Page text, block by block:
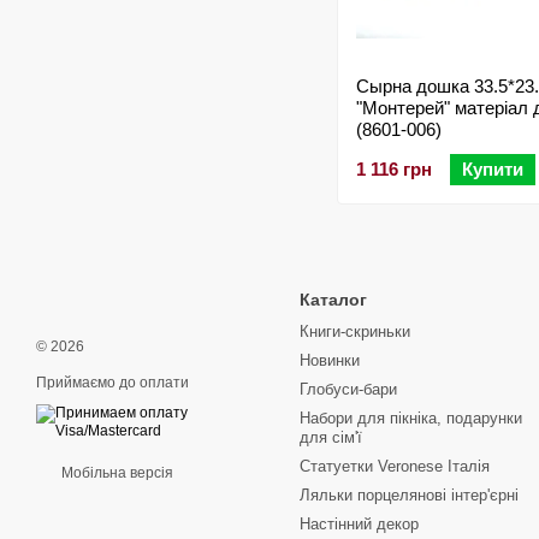
Сырна дошка
"Монтерей" матеріал
(8601-006)
1 116 грн
Купити
© 2026
Приймаємо до оплати
Мобільна версія
Каталог
Книги-скриньки
Новинки
Глобуси-бари
Набори для пікніка, подарунки
для сім'ї
Статуетки Veronese Італія
Ляльки порцелянові інтер'єрні
Настінний декор